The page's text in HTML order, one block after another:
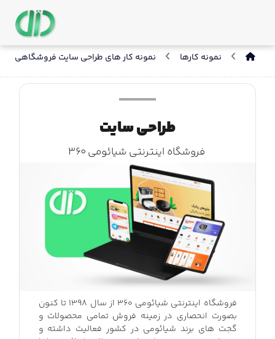
نمونه کارها نمونه کار های طراحی سایت فروشگاهی
طراحی سایت
فروشگاه اینترنتی شیائومی ۳۶۰
فروشگاه اینترنتی شیائومی ۳۶۰ از سال 1398 تا کنون
بصورت انحصاری در زمینه فروش تمامی محصولات و
گجت های برند شیائومی در کشور فعالیت داشته و